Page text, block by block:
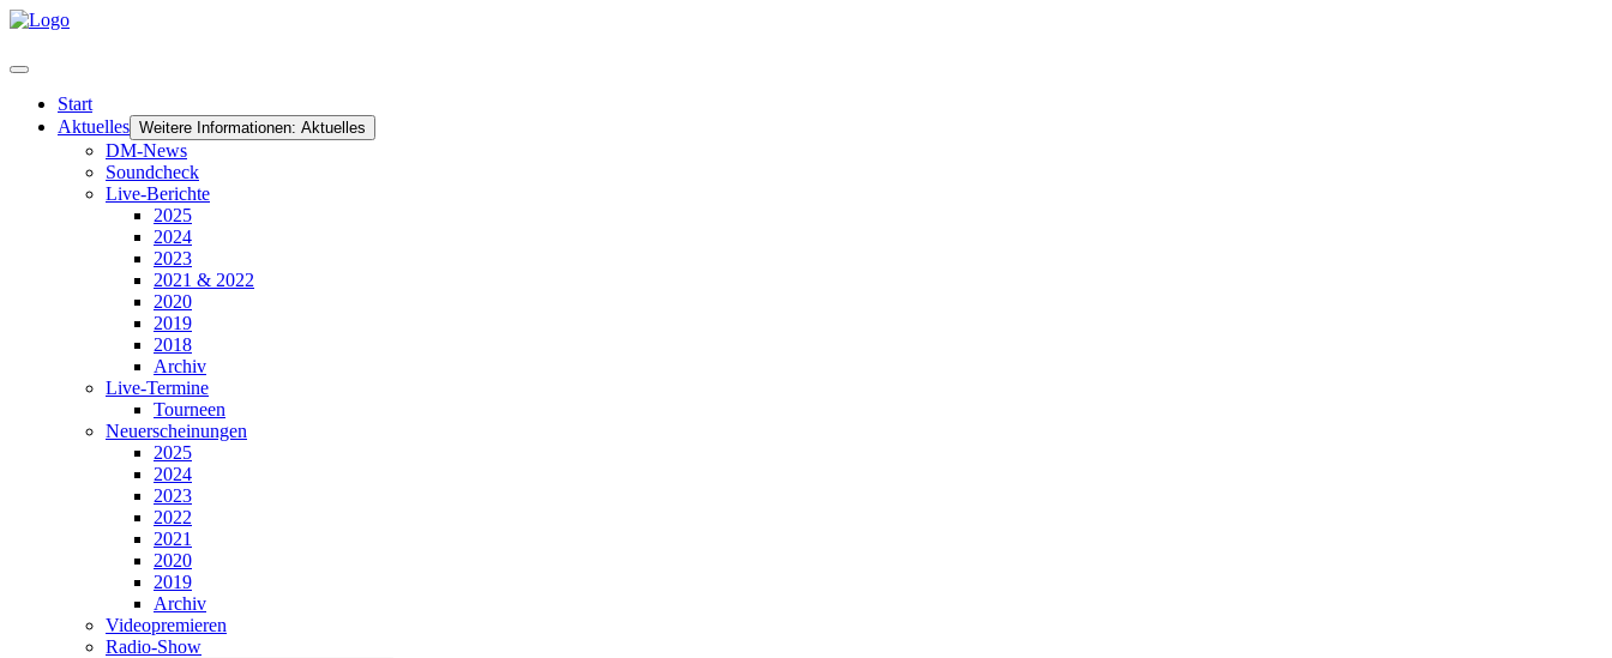
Start
Aktuelles Weitere Informationen: Aktuelles
DM-News
Soundcheck
Live-Berichte
2025
2024
2023
2021 & 2022
2020
2019
2018
Archiv
Live-Termine
Tourneen
Neuerscheinungen
2025
2024
2023
2022
2021
2020
2019
Archiv
Videopremieren
Radio-Show